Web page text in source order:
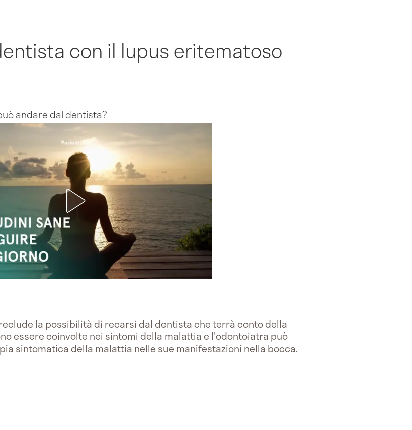
con il lupus eritematoso
andare dal dentista?
la possibilità di recarsi dal dentista che terrà conto della
essere coinvolte nei sintomi della malattia e l'odontoiatra può
sintomatica della malattia nelle sue manifestazioni nella bocca.